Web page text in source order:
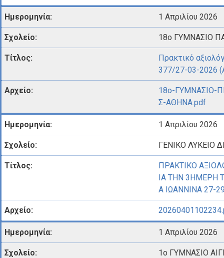
1 Απριλίου 2026
18ο ΓΥΜΝΑΣΙΟ
Πρακτικό
377/27-03-2026
18ο-ΓΥΜΝΑΣΙΟ-
Σ-ΑΘΗΝΑ.pdf
1 Απριλίου 2026
ΓΕΝΙΚΟ ΛΥΚΕΙΟ
ΠΡΑΚΤΙΚΟ
ΙΑ ΤΗΝ 3ΗΜΕΡΗ
Α ΙΩΑΝΝΙΝΑ 27-
1 Απριλίου 2026
1ο ΓΥΜΝΑΣΙΟ